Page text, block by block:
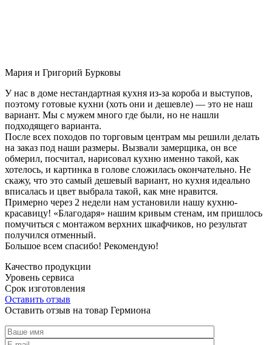
Мария и Григорий Бурковы
У нас в доме нестандартная кухня из-за короба и выступов,
поэтому готовые кухни (хоть они и дешевле) — это не наш
вариант. Мы с мужем много где были, но не нашли
подходящего варианта.
После всех походов по торговым центрам мы решили делать
на заказ под наши размеры. Вызвали замерщика, он все
обмерил, посчитал, нарисовал кухню именно такой, как
хотелось, и картинка в голове сложилась окончательно. Не
скажу, что это самый дешевый вариант, но кухня идеально
вписалась и цвет выбрала такой, как мне нравится.
Примерно через 2 недели нам установили нашу кухню-
красавицу! «Благодаря» нашим кривым стенам, им пришлось
помучиться с монтажом верхних шкафчиков, но результат
получился отменный.
Большое всем спасибо! Рекомендую!
Качество продукции
Уровень сервиса
Срок изготовления
Оставить отзыв
Оставить отзыв на товар Гермиона